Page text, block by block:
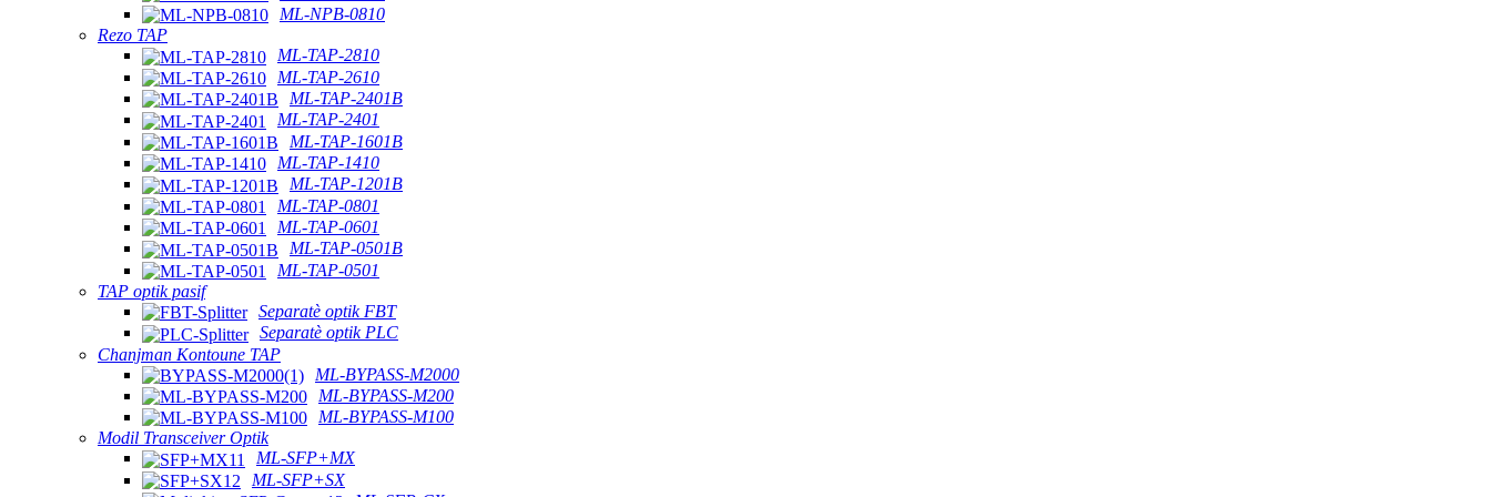
ML-NPB-0810
Rezo TAP
ML-TAP-2810
ML-TAP-2610
ML-TAP-2401B
ML-TAP-2401
ML-TAP-1601B
ML-TAP-1410
ML-TAP-1201B
ML-TAP-0801
ML-TAP-0601
ML-TAP-0501B
ML-TAP-0501
TAP optik pasif
Separatè optik FBT
Separatè optik PLC
Chanjman Kontoune TAP
ML-BYPASS-M2000
ML-BYPASS-M200
ML-BYPASS-M100
Modil Transceiver Optik
ML-SFP+MX
ML-SFP+SX